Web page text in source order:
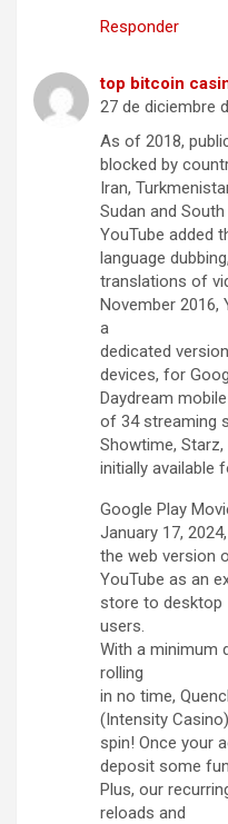
Responder
top bitcoin
27 de diciembre
As of 2018,
blocked by
Iran,
Sudan and
YouTube added
language
translations of
November 2016,
a
dedicated
devices, for
Daydream
of 34 streaming
Showtime, Starz,
initially available
Google Play
January 17,
the web version
YouTube as an
store to desktop
users.
With a minimum
rolling
in no time,
(Intensity
spin! Once your
deposit some
Plus, our
reloads and